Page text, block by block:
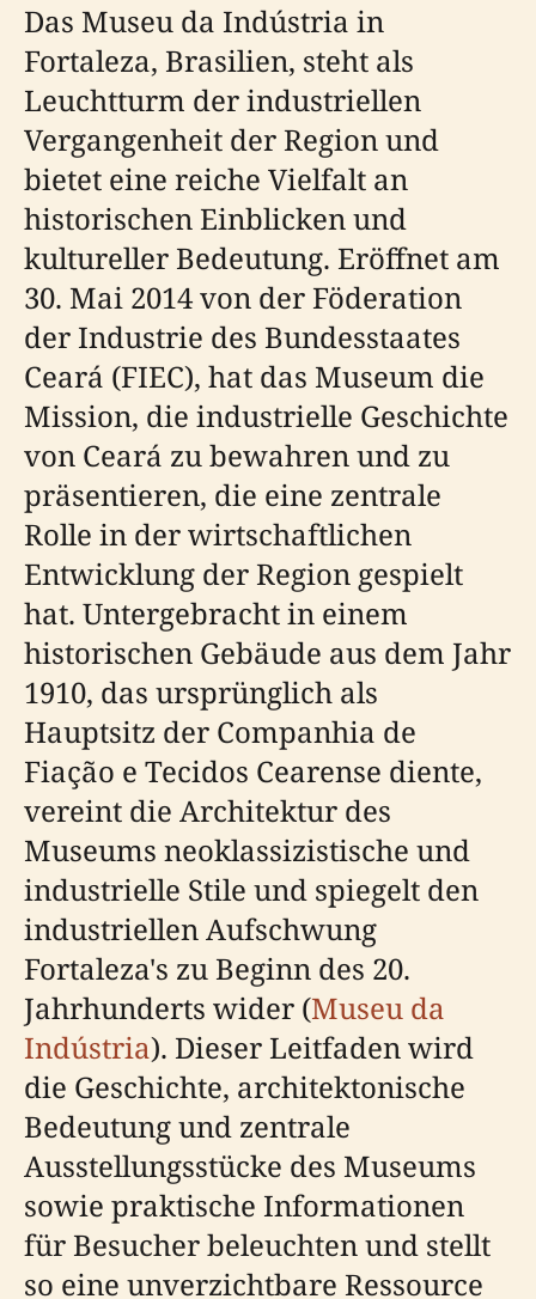
Das Museu da Indústria in
Fortaleza, Brasilien, steht als
Leuchtturm der industriellen
Vergangenheit der Region und
bietet eine reiche Vielfalt an
historischen Einblicken und
kultureller Bedeutung. Eröffnet am
30. Mai 2014 von der Föderation
der Industrie des Bundesstaates
Ceará (FIEC), hat das Museum die
Mission, die industrielle Geschichte
von Ceará zu bewahren und zu
präsentieren, die eine zentrale
Rolle in der wirtschaftlichen
Entwicklung der Region gespielt
hat. Untergebracht in einem
historischen Gebäude aus dem Jahr
1910, das ursprünglich als
Hauptsitz der Companhia de
Fiação e Tecidos Cearense diente,
vereint die Architektur des
Museums neoklassizistische und
industrielle Stile und spiegelt den
industriellen Aufschwung
Fortaleza's zu Beginn des 20.
Jahrhunderts wider (Museu da
Indústria). Dieser Leitfaden wird
die Geschichte, architektonische
Bedeutung und zentrale
Ausstellungsstücke des Museums
sowie praktische Informationen
für Besucher beleuchten und stellt
so eine unverzichtbare Ressource